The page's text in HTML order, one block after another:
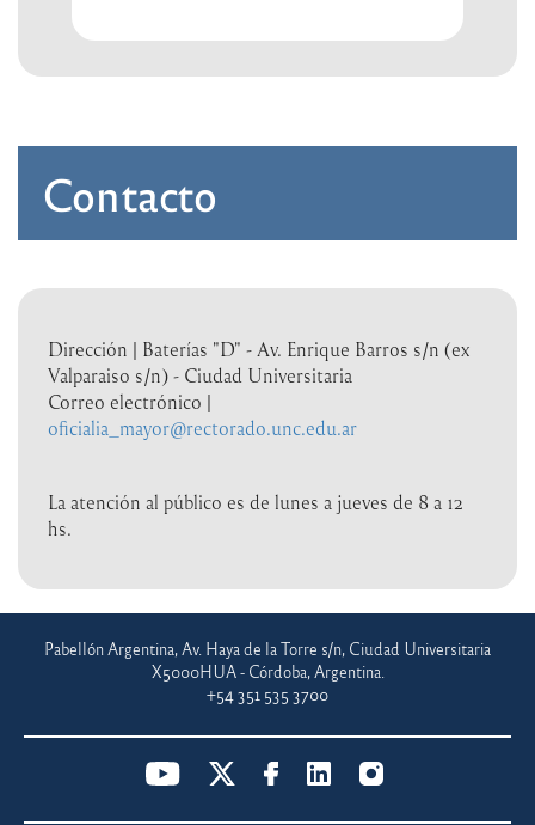
Contacto
Dirección | Baterías "D" - Av. Enrique Barros s/n (ex
Valparaiso s/n) - Ciudad Universitaria
Correo electrónico |
oficialia_mayor@rectorado.unc.edu.ar
La atención al público es de lunes a jueves de 8 a 12
hs.
Pabellón Argentina, Av. Haya de la Torre s/n, Ciudad Universitaria
X5000HUA - Córdoba, Argentina.
+54 351 535 3700